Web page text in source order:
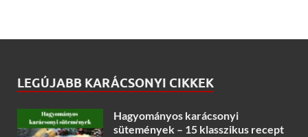
LEGÚJABB KARÁCSONYI CIKKEK
Hagyományos karácsonyi
sütemények – 15 klasszikus recept